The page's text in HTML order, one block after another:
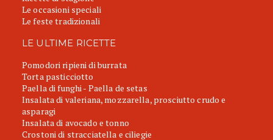
Le occasioni speciali
Le feste tradizionali
LE ULTIME RICETTE
Pomodori ripieni di burrata
Torta pasticciotto
Paella di funghi - Paella de setas
Insalata di valeriana, mozzarella, prosciutto crudo e
asparagi
Insalata di avocado e tonno
Crostoni di stracciatella e ciliegie